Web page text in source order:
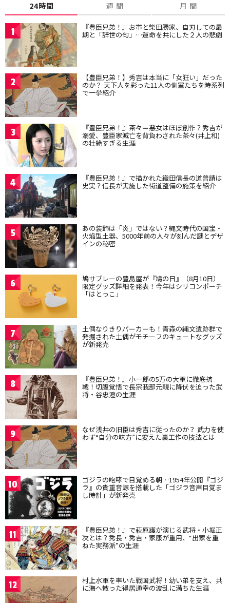
24時間 週 間 月 間
1 『豊臣兄弟！』お市と柴田勝家、自刃しての最
期と「辞世の句」…運命を共にした２人の悲劇
2 【豊臣兄弟！】秀吉は本当に「女狂い」だった
のか？ 天下人を彩った11人の側室たちを時系列
で一挙紹介
3 『豊臣兄弟！』茶々＝悪女はほぼ創作？秀吉が
溺愛、豊臣家滅亡を背負わされた茶々(井上和)
の壮絶すぎる生涯
4 『豊臣兄弟！』で描かれた織田信長の道普請は
史実？信長が実施した街道整備の施策を紹介
5 あの装飾は「炎」ではない？縄文時代の国宝・
火焔型土器、5000年前の人々が刻んだ謎とデザ
インの秘密
6 鳩サブレーの豊島屋が『鳩の日』（8月10日）
限定グッズ詳細を発表！今年はシリコンポーチ
「はとっこ」
7 土偶なりきりパーカーも！青森の縄文遺跡群で
発掘された土偶がモチーフのキュートなグッズ
が新発売
8 『豊臣兄弟！』小一郎の5万の大軍に徹底抗
戦！切腹覚悟で長宗我部元親に降伏を迫った武
将・谷忠澄の生涯
9 なぜ浅井の旧臣は秀吉に従ったのか？ 武力を使
わず“自分の味方”に変えた裏工作の技法とは
10 ゴジラの咆哮で目覚める朝…1954年公開『ゴジ
ラ』の貴重音源を搭載した「ゴジラ音声目覚ま
し時計」が新発売
11 『豊臣兄弟！』で萩原護が演じる武将・小堀正
次とは？秀長・秀吉・家康が重用、“出家を重
ねた実務派”の生涯
12 村上水軍を率いた戦国武将！幼い弟を支え、共
に海へ散った得居通幸の波乱に満ちた生涯